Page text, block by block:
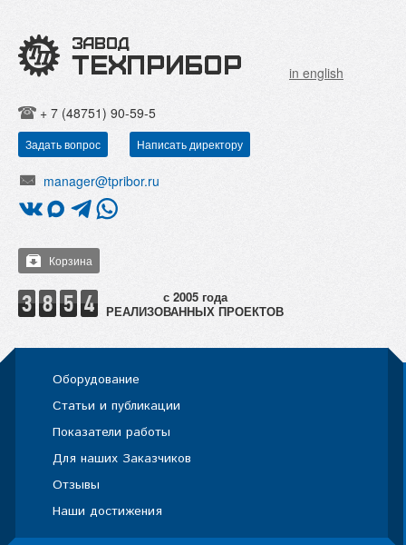
in english
+ 7 (48751) 90-59-5
Задать вопрос Написать директору
manager@tpribor.ru
Корзина
РЕАЛИЗОВАННЫХ ПРОЕКТОВ
Оборудование
Статьи и публикации
Показатели работы
Для наших Заказчиков
Отзывы
Наши достижения